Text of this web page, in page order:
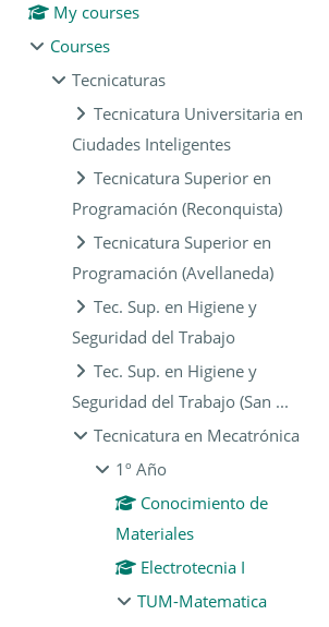
My courses
Courses
Tecnicaturas
Tecnicatura Universitaria en
Ciudades Inteligentes
Tecnicatura Superior en
Programación (Reconquista)
Tecnicatura Superior en
Programación (Avellaneda)
Tec. Sup. en Higiene y
Seguridad del Trabajo
Tec. Sup. en Higiene y
Seguridad del Trabajo (San ...
Tecnicatura en Mecatrónica
1º Año
Conocimiento de
Materiales
Electrotecnia I
TUM-Matematica